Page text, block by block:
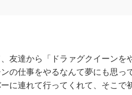
友達から「ドラァグクイーン
の仕事をやるなんて夢にも思
に連れて行ってくれて、そこ